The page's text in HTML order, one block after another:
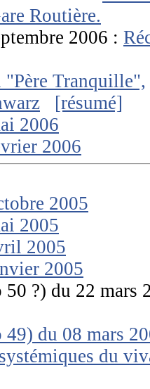
Routière.
2006 :
"Père Tranquille",
[résumé]
2006
2006
2005
2005
2005
2005
?) du 22 mars
du 08 mars
du